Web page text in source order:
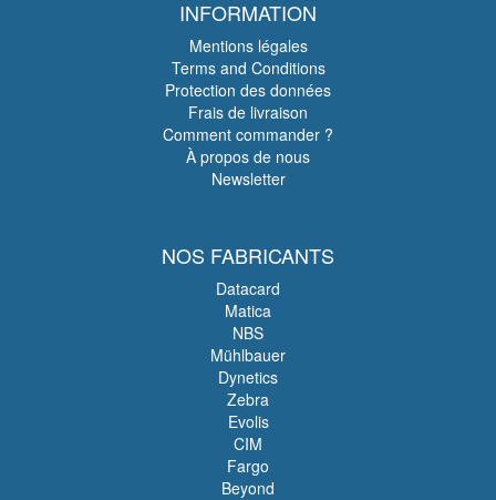
INFORMATION
Mentions légales
Terms and Conditions
Protection des données
Frais de livraison
Comment commander ?
À propos de nous
Newsletter
NOS FABRICANTS
Datacard
Matica
NBS
Mühlbauer
Dynetics
Zebra
Evolis
CIM
Fargo
Beyond